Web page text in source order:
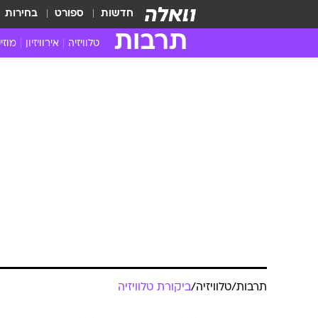
חדשות ספורט בחירות
תרבות טלוויזיה אירוויזיון
תרבות/טלוויזיה/ביקורת טלוויזיה